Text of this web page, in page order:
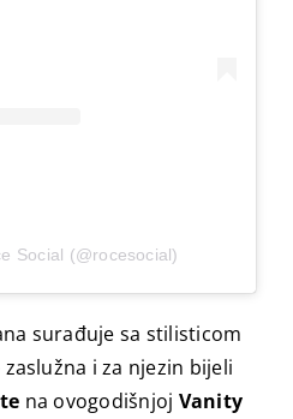
Social (@rocesocial)
surađuje sa stilisticom
zaslužna i za njezin bijeli
na ovogodišnjoj Vanity